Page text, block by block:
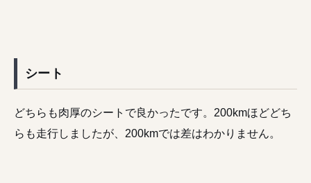
シート
どちらも肉厚のシートで良かったです。200kmほどどち
らも走行しましたが、200kmでは差はわかりません。